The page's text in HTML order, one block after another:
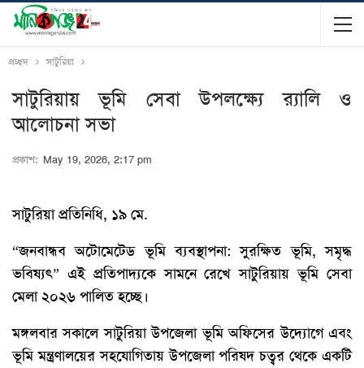
প্রচ্ছদ সাটুরিয়া
সাটুরিয়ায় ভূমি সেবা উপলক্ষ্যে র‍্যালি ও
আলোচনা সভা
প্রকাশ: May 19, 2026, 2:17 pm
সাটুরিয়া প্রতিনিধি, ১৯ মে.
“জনবান্ধব অটোমেটেড ভূমি ব্যবস্থাপনা: সুরক্ষিত ভূমি, সমৃদ্ধ
ভবিষ্যৎ” এই প্রতিপাদ্যকে সামনে রেখে সাটুরিয়ায় ভূমি সেবা
মেলা ২০২৬ পালিত হচ্ছে।
​মঙ্গলবার সকালে সাটুরিয়া উপজেলা ভূমি অফিসের উদ্যোগে এবং
ভূমি মন্ত্রণালয়ের সহযোগিতায় উপজেলা পরিষদ চত্বর থেকে একটি